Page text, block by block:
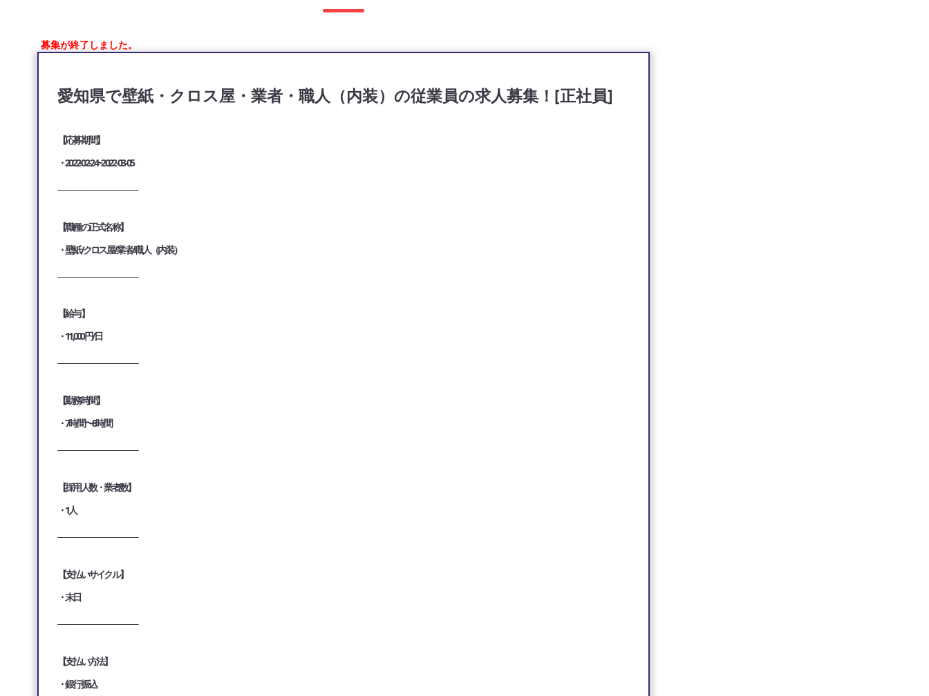
募集が終了しました。
愛知県で壁紙・クロス屋・業者・職人（内装）の従業員の求人募集！[正社員]
【応募期間】
・2022-02-24~2022-03-05
【職種の正式名称】
・壁紙/クロス屋/業者/職人（内装）
【給与】
・11,000円/日
【勤務時間】
・7時間〜8時間
【採用人数・業者数】
・1人
【支払いサイクル】
・末日
【支払い方法】
・銀行振込